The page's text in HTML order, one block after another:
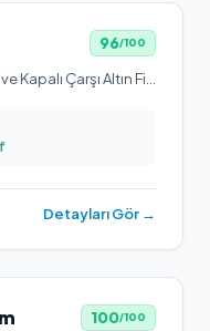
96/100
Detayları Gör →
100/100